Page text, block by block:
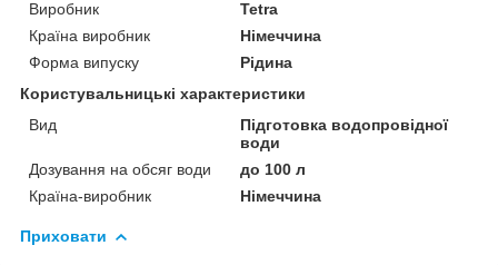
Виробник
Tetra
Країна виробник
Німеччина
Форма випуску
Рідина
Користувальницькі характеристики
Вид
Підготовка водопровідної
води
Дозування на обсяг води
до 100 л
Країна-виробник
Німеччина
Приховати